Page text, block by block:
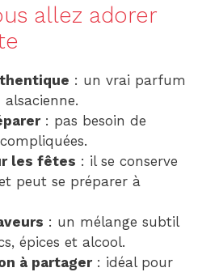
allez adorer
: un vrai parfum
: pas besoin de
les fêtes : il se conserve
peut se préparer à
: un mélange subtil
épices et alcool.
à partager: idéal pour